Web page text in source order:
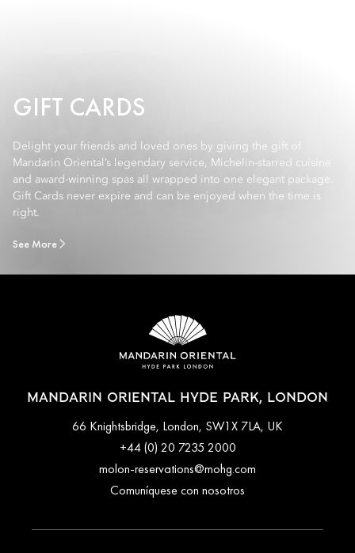
GIFT CARDS
Delight your friends and loved ones by giving the gift of
Mandarin Oriental’s legendary service, Michelin-starred cuisine
and award-winning spas all wrapped into one elegant package.
Gift Cards never expire and can be enjoyed when the time is
right.
See More
MANDARIN ORIENTAL HYDE PARK, LONDON
66 Knightsbridge, London, SW1X 7LA, UK
+44 (0) 20 7235 2000
molon-reservations@mohg.com
Comuníquese con nosotros